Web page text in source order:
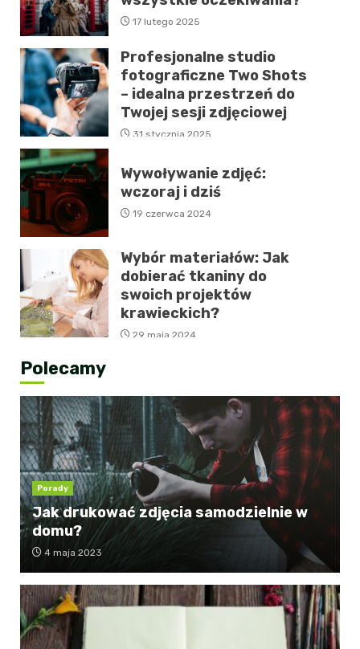
17 lutego 2025
Profesjonalne studio
fotograficzne Two Shots
– idealna przestrzeń do
Twojej sesji zdjęciowej
31 stycznia 2025
Wywoływanie zdjęć:
wczoraj i dziś
19 czerwca 2024
Wybór materiałów: Jak
dobierać tkaniny do
swoich projektów
krawieckich?
29 maja 2024
Polecamy
Porady
Jak drukować zdjęcia samodzielnie w
domu?
4 maja 2023